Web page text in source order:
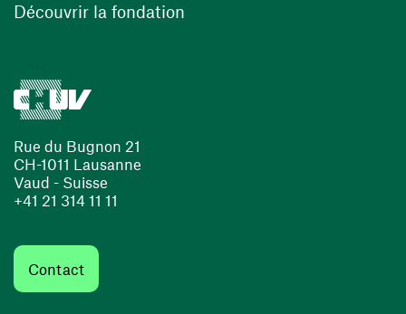
Rue du Bugnon 21
CH-1011 Lausanne
Vaud - Suisse
+41 21 314 11 11
Contact
Découvrir la fondation